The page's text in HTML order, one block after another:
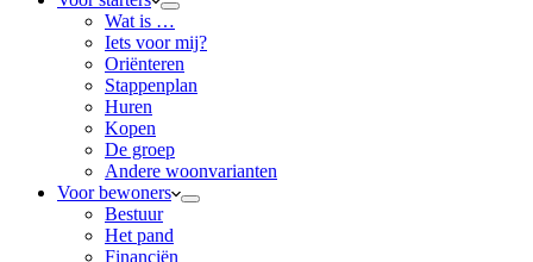
Wat is …
Iets voor mij?
Oriënteren
Stappenplan
Huren
Kopen
De groep
Andere woonvarianten
Voor bewoners
Bestuur
Het pand
Financiën